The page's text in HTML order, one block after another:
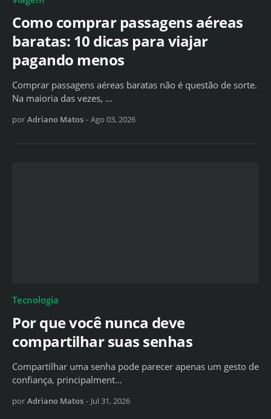
Como comprar passagens aéreas
baratas: 10 dicas para viajar
pagando menos
Comprar passagens aéreas baratas não é questão de sorte.
Na maioria das vezes, …
por Adriano Matos - Ago 03, 2026
Tecnologia
Por que você nunca deve
compartilhar suas senhas
Compartilhar uma senha pode parecer apenas um gesto de
confiança, principalment…
por Adriano Matos - Jul 31, 2026